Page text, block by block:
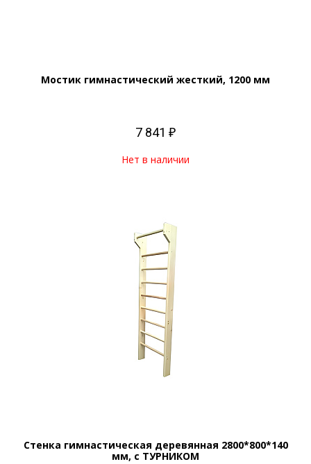
Мостик гимнастический жесткий, 1200 мм
7 841 ₽
Нет в наличии
Стенка гимнастическая деревянная 2800*800*140
мм, с ТУРНИКОМ